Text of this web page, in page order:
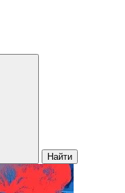
Найти